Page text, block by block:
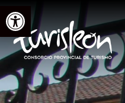
Abrir barra